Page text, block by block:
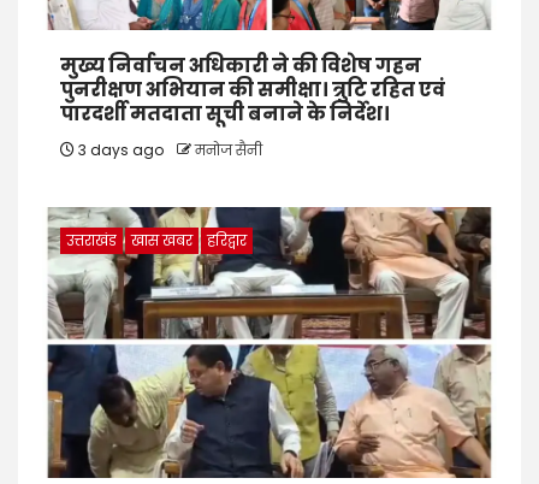
मुख्य निर्वाचन अधिकारी ने की विशेष गहन
पुनरीक्षण अभियान की समीक्षा। त्रुटि रहित एवं
पारदर्शी मतदाता सूची बनाने के निर्देश।
3 days ago मनोज सैनी
उत्तराखंड खास खबर हरिद्वार